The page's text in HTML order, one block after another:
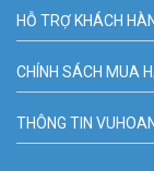
HỖ TRỢ KHÁCH
CHÍNH SÁCH MUA
THÔNG TIN